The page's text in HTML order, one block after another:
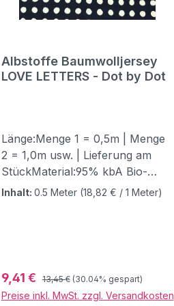
Albstoffe Baumwolljersey
LOVE LETTERS - Dot by Dot
Länge:Menge 1 = 0,5m | Menge
2 = 1,0m usw. | Lieferung am
StückMaterial:95% kbA Bio-
Baumwolle 5%
LOVE LETTERS - Kollektion von
Hamburger Liebe ! Edler &
hochwertiger Hamburger Liebe
Inhalt: 0.5 Meter (18,82 € / 1 Meter)
Verkaufspreis:
9,41 € Regulärer Preis:
13,45 € (30.04% gespart)
Preise inkl. MwSt. zzgl. Versandkosten